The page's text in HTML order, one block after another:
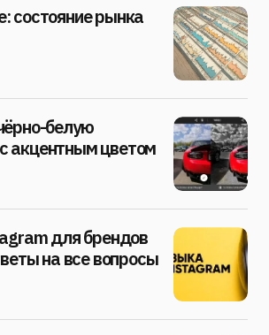
состояние рынка
белую
акцентным цветом
для брендов
на все вопросы